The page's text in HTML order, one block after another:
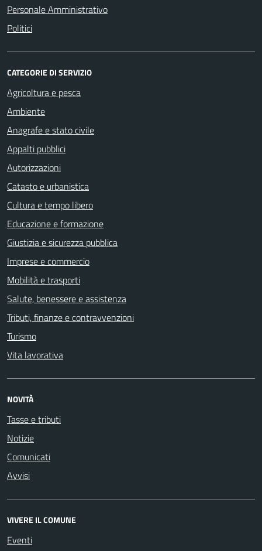
Personale Amministrativo
Politici
CATEGORIE DI SERVIZIO
Agricoltura e pesca
Ambiente
Anagrafe e stato civile
Appalti pubblici
Autorizzazioni
Catasto e urbanistica
Cultura e tempo libero
Educazione e formazione
Giustizia e sicurezza pubblica
Imprese e commercio
Mobilità e trasporti
Salute, benessere e assistenza
Tributi, finanze e contravvenzioni
Turismo
Vita lavorativa
NOVITÀ
Tasse e tributi
Notizie
Comunicati
Avvisi
VIVERE IL COMUNE
Eventi